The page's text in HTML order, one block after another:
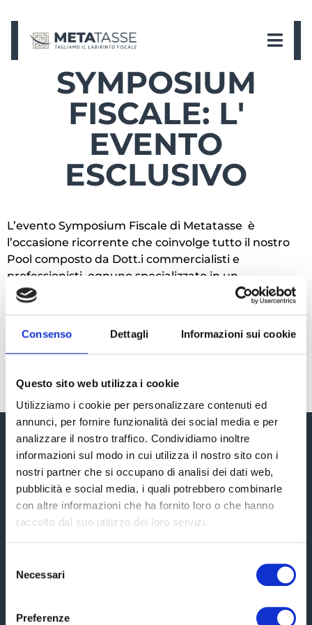
Consenso Dettagli Informazioni sui cookie
Questo sito web utilizza i cookie
Utilizziamo i cookie per personalizzare contenuti ed
annunci, per fornire funzionalità dei social media e per
analizzare il nostro traffico. Condividiamo inoltre
informazioni sul modo in cui utilizza il nostro sito con i
nostri partner che si occupano di analisi dei dati web,
pubblicità e social media, i quali potrebbero combinarle
con altre informazioni che ha fornito loro o che hanno
raccolto dal suo utilizzo dei loro servizi.
delNecessari
Preferenze
SYMPOSIUM
FISCALE: L'
EVENTO
ESCLUSIVO
L’evento Symposium Fiscale di ‪Metatasse‬ è
l’occasione ricorrente che coinvolge tutto il nostro
Pool composto da Dott.i commercialisti e
professionisti, ognuno specializzato in un
determinato ambito fiscale e normativo.
Operano tutti con una missione comune: affinare e
implementare il “Metodo Meta” per abbattere il
carico fiscale che pesa sulle spalle delle aziende e
il loro patrimonio.
Ti aiutiamo a districarti all'interno del labirinto fiscale al
[elfsight_whatsapp_chat id="1"]